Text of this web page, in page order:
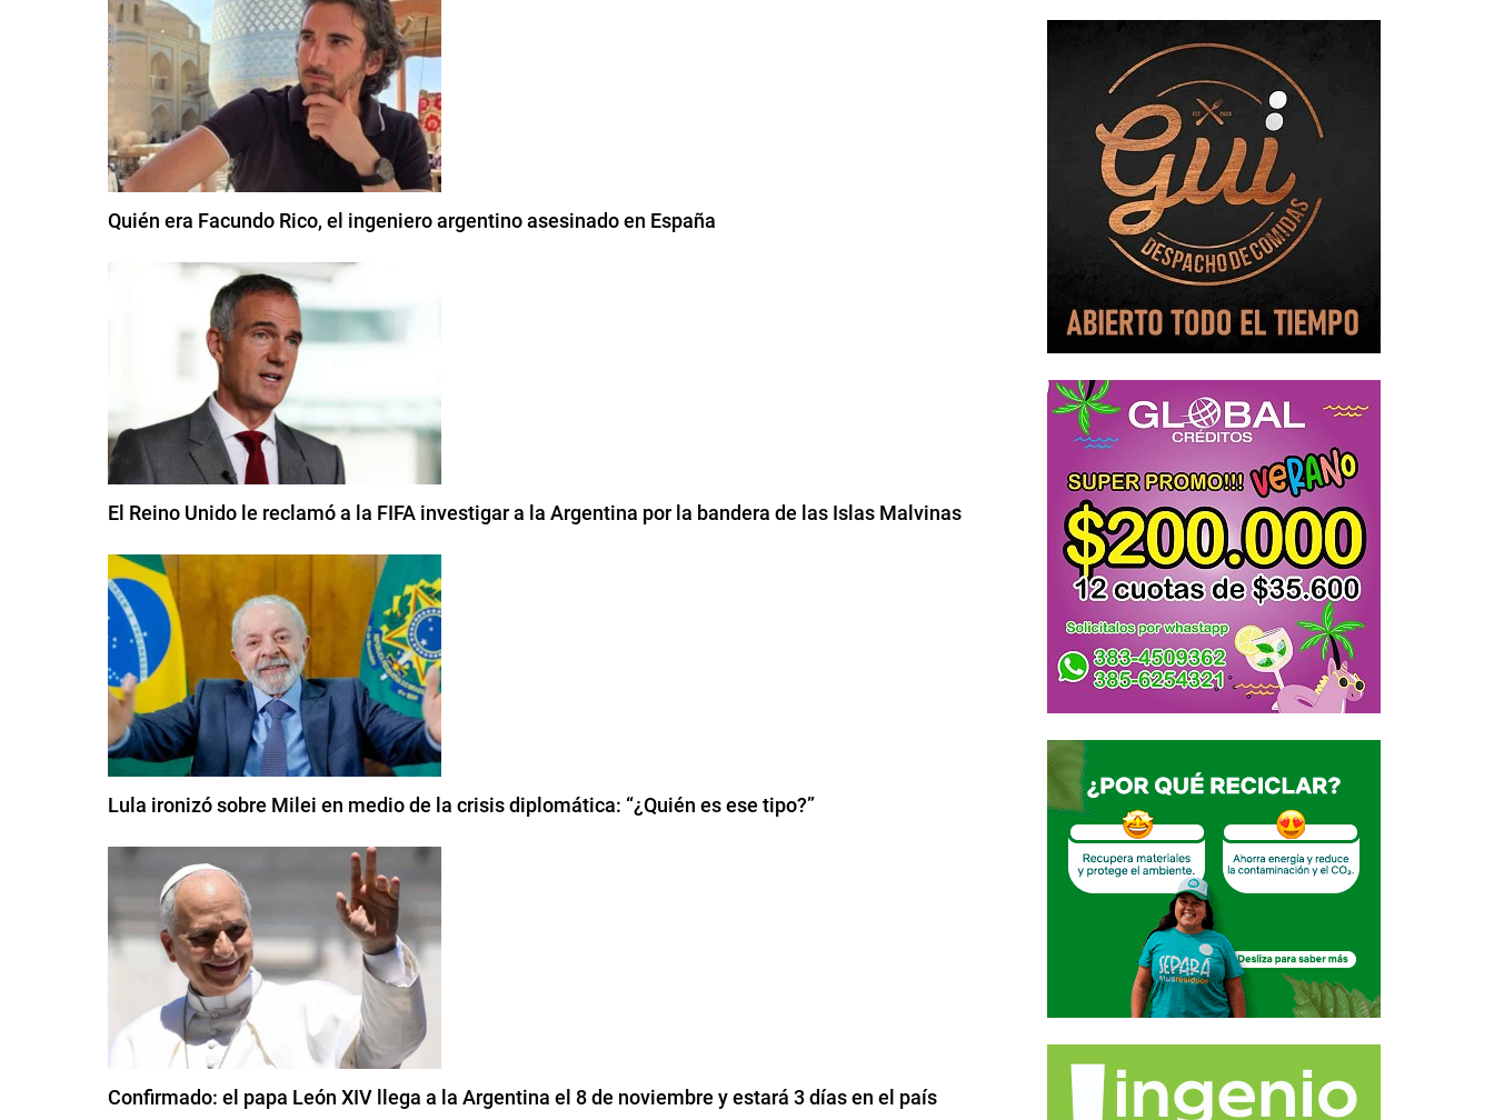
Quién era Facundo Rico, el ingeniero argentino asesinado en España
El Reino Unido le reclamó a la FIFA investigar a la Argentina por la bandera de las Islas Malvinas
Lula ironizó sobre Milei en medio de la crisis diplomática: “¿Quién es ese tipo?”
Confirmado: el papa León XIV llega a la Argentina el 8 de noviembre y estará 3 días en el país